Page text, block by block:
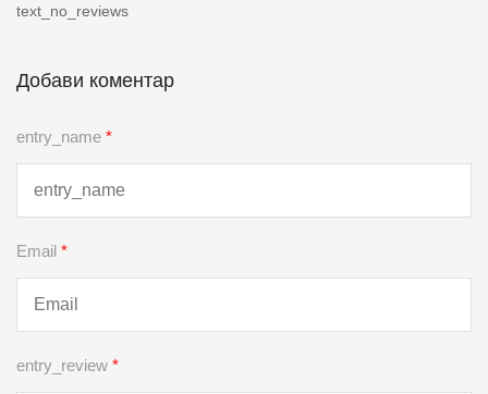
text_no_reviews
Добави коментар
entry_name *
Email *
entry_review *